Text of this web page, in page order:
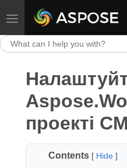
Toggle navigation
проекті
Contents [ Hide]